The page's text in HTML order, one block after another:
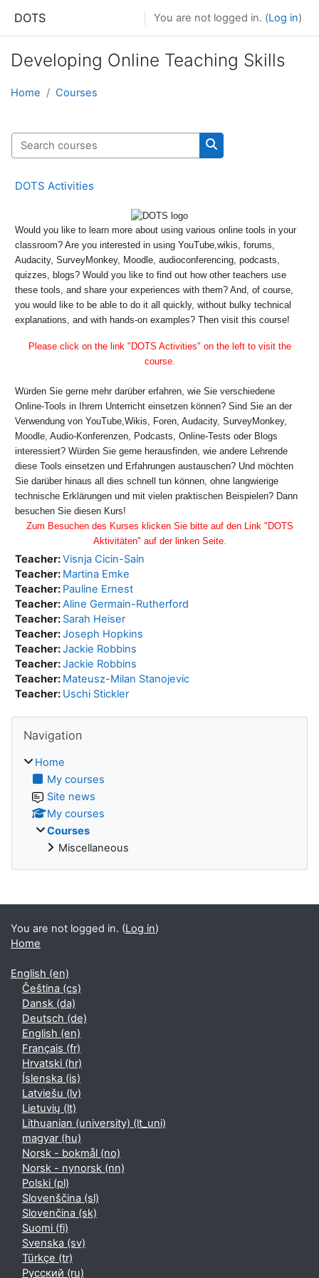
DOTS You are not logged in. (Log in)
Developing Online Teaching Skills
Home Courses
Search courses
Search courses
DOTS Activities
Would you like to learn more about using various online tools in your
classroom? Are you interested in using YouTube,wikis, forums,
Audacity, SurveyMonkey, Moodle, audioconferencing, podcasts,
quizzes, blogs? Would you like to find out how other teachers use
these tools, and share your experiences with them? And, of course,
you would like to be able to do it all quickly, without bulky technical
explanations, and with hands-on examples? Then visit this course!
Please click on the link "DOTS Activities" on the left to visit the
course.
Würden Sie gerne mehr darüber erfahren, wie Sie verschiedene
Online-Tools in Ihrem Unterricht einsetzen können? Sind Sie an der
Verwendung von YouTube,Wikis, Foren, Audacity, SurveyMonkey,
Moodle, Audio-Konferenzen, Podcasts, Online-Tests oder Blogs
interessiert? Würden Sie gerne herausfinden, wie andere Lehrende
diese Tools einsetzen und Erfahrungen austauschen? Und möchten
Sie darüber hinaus all dies schnell tun können, ohne langwierige
technische Erklärungen und mit vielen praktischen Beispielen? Dann
besuchen Sie diesen Kurs!
Zum Besuchen des Kurses klicken Sie bitte auf den Link "DOTS
Aktivitäten" auf der linken Seite.
Teacher:Visnja Cicin-Sain
Teacher: Martina Emke
Teacher: Pauline Ernest
Teacher:Aline Germain-Rutherford
Teacher: Sarah Heiser
Teacher:Joseph Hopkins
Teacher:Jackie Robbins
Teacher:Jackie Robbins
Teacher: Mateusz-Milan Stanojevic
Teacher: Uschi Stickler
Navigation
Home
My courses
Site news
My courses
Courses
Miscellaneous
You are not logged in. (Log in)
Home
English ‎(en)‎
Čeština ‎(cs)‎
Dansk ‎(da)‎
Deutsch ‎(de)‎
English ‎(en)‎
Français ‎(fr)‎
Hrvatski ‎(hr)‎
Íslenska ‎(is)‎
Latviešu ‎(lv)‎
Lietuvių ‎(lt)‎
Lithuanian (university) ‎(lt_uni)‎
magyar ‎(hu)‎
Norsk - bokmål ‎(no)‎
Norsk - nynorsk ‎(nn)‎
Polski ‎(pl)‎
Slovenščina ‎(sl)‎
Slovenčina ‎(sk)‎
Suomi ‎(fi)‎
Svenska ‎(sv)‎
Türkçe ‎(tr)‎
Русский ‎(ru)‎